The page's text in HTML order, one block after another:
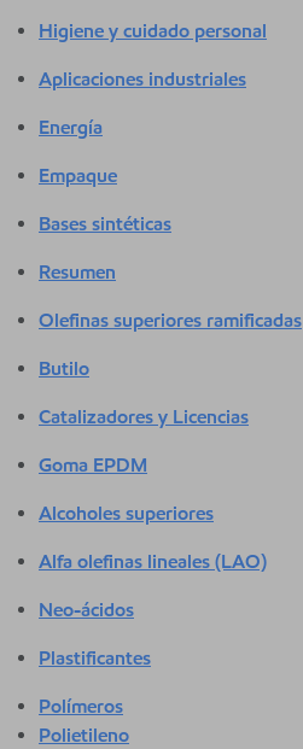
Higiene y cuidado personal
Aplicaciones industriales
Energía
Empaque
Bases sintéticas
Resumen
Olefinas superiores ramificadas
Butilo
Catalizadores y Licencias
Goma EPDM
Alcoholes superiores
Alfa olefinas lineales (LAO)
Neo-ácidos
Plastificantes
Polímeros
Polietileno